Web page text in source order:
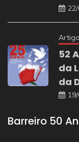
52
da
da
Barreiro 50